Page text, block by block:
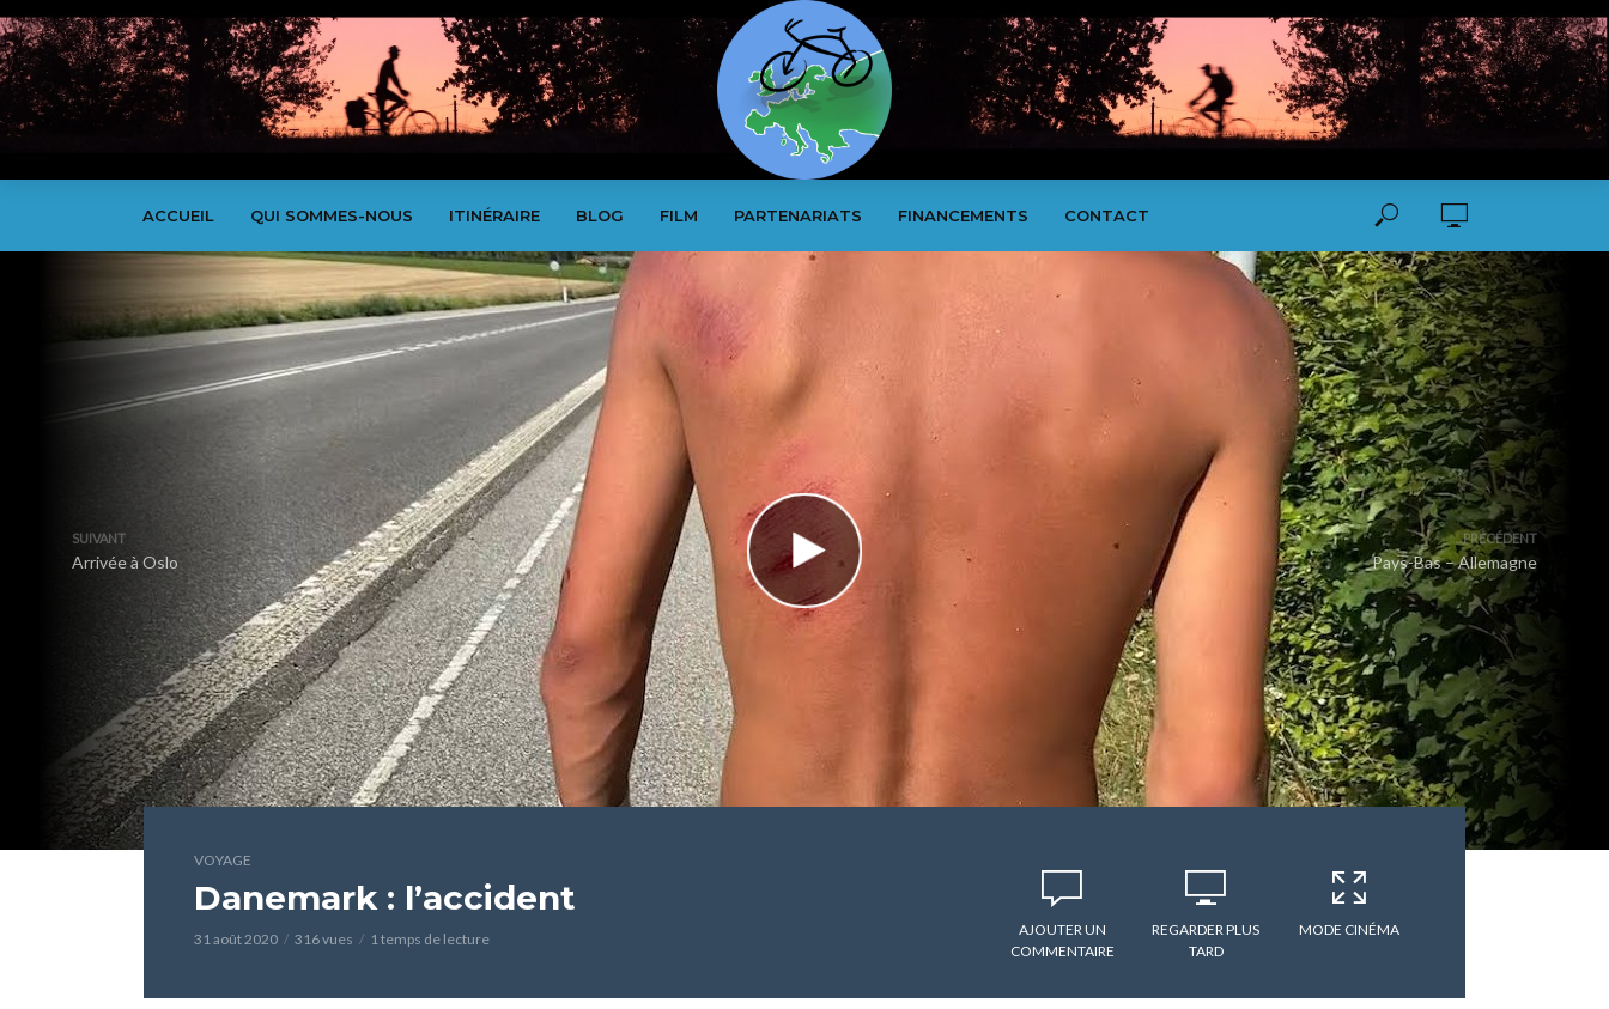
ACCUEIL QUI SOMMES-NOUS ITINÉRAIRE BLOG FILM PARTENARIATS FINANCEMENTS CONTACT
SUIVANT
Arrivée à Oslo
PRÉCÉDENT
Pays-Bas – Allemagne
VOYAGE
Danemark : l’accident
31 août 2020 316 vues 1 temps de lecture
AJOUTER UN
COMMENTAIRE
REGARDER PLUS
TARD
MODE CINÉMA